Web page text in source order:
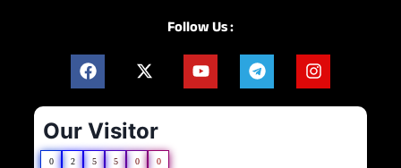
Follow Us :
Our Visitor
0 2 5 5 0 0